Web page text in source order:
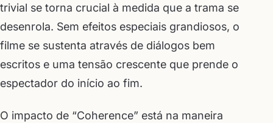
trivial se torna crucial à medida que a trama se
desenrola. Sem efeitos especiais grandiosos, o
filme se sustenta através de diálogos bem
escritos e uma tensão crescente que prende o
espectador do início ao fim.
O impacto de “Coherence” está na maneira